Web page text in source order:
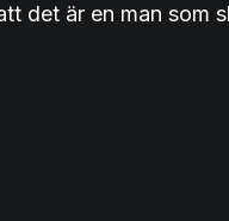
det är en man som